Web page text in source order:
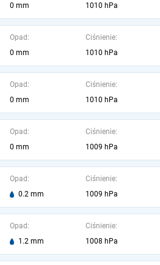
0 mm
1010 hPa
Opad:
0 mm
Ciśnienie:
1010 hPa
Opad:
0 mm
Ciśnienie:
1010 hPa
Opad:
0 mm
Ciśnienie:
1009 hPa
Opad:
0.2 mm
Ciśnienie:
1009 hPa
Opad:
1.2 mm
Ciśnienie:
1008 hPa